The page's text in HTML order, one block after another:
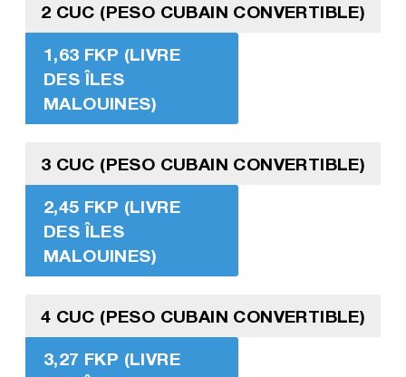
2 CUC (PESO CUBAIN CONVERTIBLE)
1,63 FKP (LIVRE
DES ÎLES
MALOUINES)
3 CUC (PESO CUBAIN CONVERTIBLE)
2,45 FKP (LIVRE
DES ÎLES
MALOUINES)
4 CUC (PESO CUBAIN CONVERTIBLE)
3,27 FKP (LIVRE